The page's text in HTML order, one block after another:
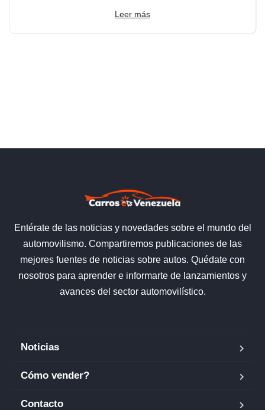
Leer más
Entérate de las noticias y novedades sobre el mundo del
automovilismo. Compartiremos publicaciones de las
mejores fuentes de noticias sobre autos. Quédate con
nosotros para aprender e informarte de lanzamientos y
avances del sector automovilístico.
Noticias
Cómo vender?
Contacto